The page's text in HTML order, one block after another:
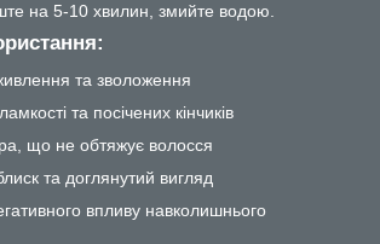
на 5-10 хвилин, змийте водою.
та зволоження
та посічених кінчиків
що не обтяжує волосся
та доглянутий вигляд
впливу навколишнього